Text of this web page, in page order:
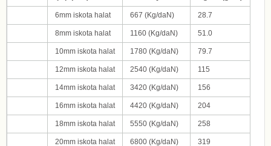
6mm iskota halat 667 (Kg/daN) 28.7
8mm iskota halat 1160 (Kg/daN) 51.0
10mm iskota halat 1780 (Kg/daN) 79.7
12mm iskota halat 2540 (Kg/daN) 115
14mm iskota halat 3420 (Kg/daN) 156
16mm iskota halat 4420 (Kg/daN) 204
18mm iskota halat 5550 (Kg/daN) 258
20mm iskota halat 6800 (Kg/daN) 319